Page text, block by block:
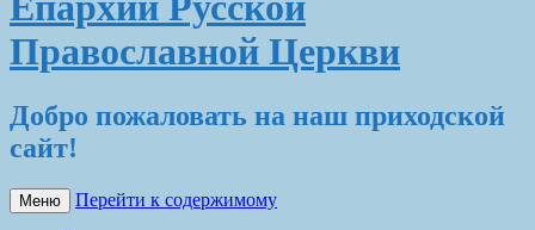
Православной Церкви
Добро пожаловать на наш приходской
сайт!
Меню Перейти к содержимому